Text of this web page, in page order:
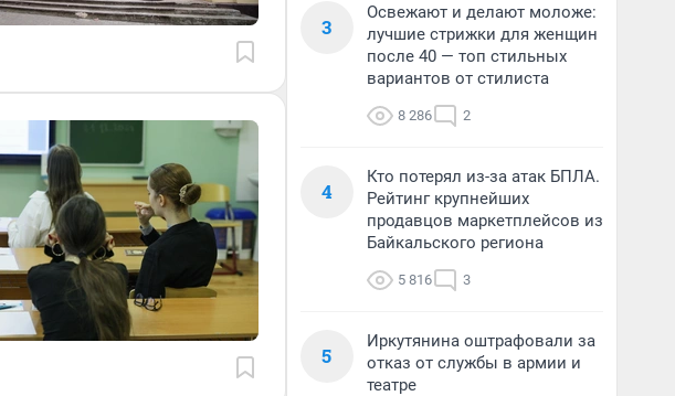
3
Освежают и делают моложе:
лучшие стрижки для женщин
после 40 — топ стильных
вариантов от стилиста
8 286 2
4
Кто потерял из-за атак БПЛА.
Рейтинг крупнейших
продавцов маркетплейсов из
Байкальского региона
5 816 3
5
Иркутянина оштрафовали за
отказ от службы в армии и
театре